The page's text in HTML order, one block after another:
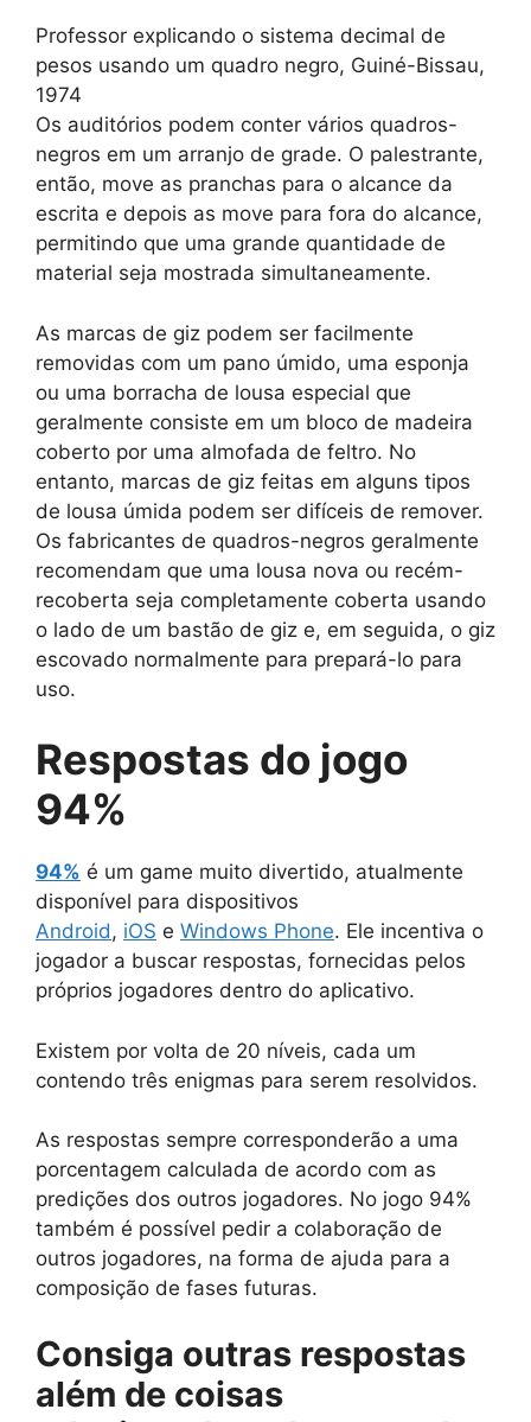
Professor explicando o sistema decimal de
pesos usando um quadro negro, Guiné-Bissau,
1974
Os auditórios podem conter vários quadros-
negros em um arranjo de grade. O palestrante,
então, move as pranchas para o alcance da
escrita e depois as move para fora do alcance,
permitindo que uma grande quantidade de
material seja mostrada simultaneamente.
As marcas de giz podem ser facilmente
removidas com um pano úmido, uma esponja
ou uma borracha de lousa especial que
geralmente consiste em um bloco de madeira
coberto por uma almofada de feltro. No
entanto, marcas de giz feitas em alguns tipos
de lousa úmida podem ser difíceis de remover.
Os fabricantes de quadros-negros geralmente
recomendam que uma lousa nova ou recém-
recoberta seja completamente coberta usando
o lado de um bastão de giz e, em seguida, o giz
escovado normalmente para prepará-lo para
uso.
Respostas do jogo
94%
94% é um game muito divertido, atualmente
disponível para dispositivos
Android, iOS e Windows Phone. Ele incentiva o
jogador a buscar respostas, fornecidas pelos
próprios jogadores dentro do aplicativo.
Existem por volta de 20 níveis, cada um
contendo três enigmas para serem resolvidos.
As respostas sempre corresponderão a uma
porcentagem calculada de acordo com as
predições dos outros jogadores. No jogo 94%
também é possível pedir a colaboração de
outros jogadores, na forma de ajuda para a
composição de fases futuras.
Consiga outras respostas
além de coisas